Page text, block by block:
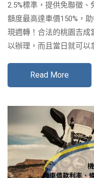
2.5%標準，提供免聯徵、
額度最高達車價150%，
現週轉！合法的桃園吉成
以辦理，而且當日就可以
Read More